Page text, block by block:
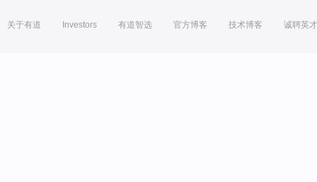
关于有道 Investors 有道智选 官方博客 技术博客 诚聘英才